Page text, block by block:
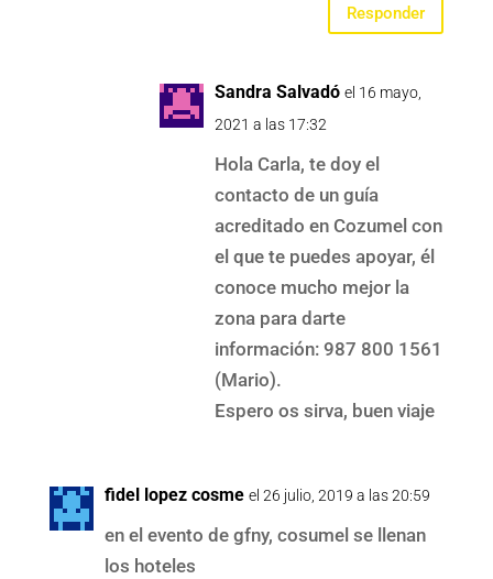
Responder
Sandra Salvadó el 16 mayo,
2021 a las 17:32
Hola Carla, te doy el
contacto de un guía
acreditado en Cozumel con
el que te puedes apoyar, él
conoce mucho mejor la
zona para darte
información: 987 800 1561
(Mario).
Espero os sirva, buen viaje
fidel lopez cosme el 26 julio, 2019 a las 20:59
en el evento de gfny, cosumel se llenan
los hoteles